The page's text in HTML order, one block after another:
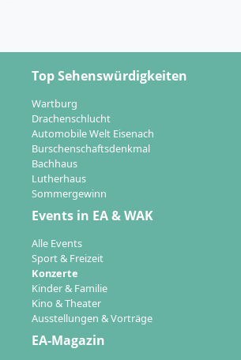
Top Sehenswürdigkeiten
Wartburg
Drachenschlucht
Automobile Welt Eisenach
Burschenschaftsdenkmal
Bachhaus
Lutherhaus
Sommergewinn
Events in EA & WAK
Alle Events
Sport & Freizeit
Konzerte
Kinder & Familie
Kino & Theater
Ausstellungen & Vorträge
EA-Magazin